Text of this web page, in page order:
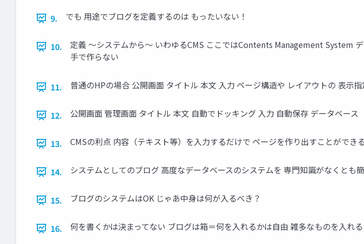
9. でも 用途でブログを定義するのは もったいない！
10.
定義 〜システムから〜 いわゆるCMS ここではContents Management System
手で作らない
11. 普通のHPの場合 公開画面 タイトル 本文 入力 ページ構造や レイアウトの 表示指
12. 公開画面 管理画面 タイトル 本文 自動でドッキング 入力 自動保存 データベース
13. CMSの利点 内容（テキスト等）を入力するだけで ページを作り出すことがで
14. システムとしてのブログ 高度なデータベースのシステムを 専門知識がなくと
15. ブログのシステムはOK じゃあ中身は何が入るべき？
16. 何を書くかは決まってない ブログは箱＝何を入れるかは自由 雑多なものを入れ